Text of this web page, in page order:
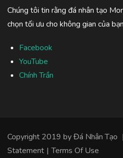
Chúng tôi tin rằng đá nhân tạo
chọn tối ưu cho không gian của
Facebook
YouTube
Chính Trần
Copyright 2019 byĐá Nhân Tạo |
Statement | Terms Of Use